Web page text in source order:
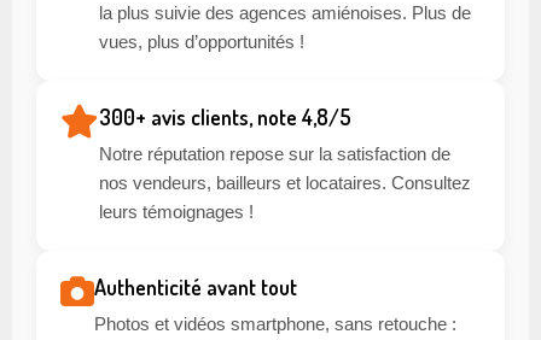
la plus suivie des agences amiénoises. Plus de
vues, plus d’opportunités !
300+ avis clients, note 4,8/5
Notre réputation repose sur la satisfaction de
nos vendeurs, bailleurs et locataires. Consultez
leurs témoignages !
Authenticité avant tout
Photos et vidéos smartphone, sans retouche :